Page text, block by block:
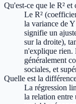
Qu'est-ce que le R²
Le R²
la variance de
signifie un
sur la droite),
n'explique rien.
généralement
sociales, et
Quelle est la
La régression
la relation entre